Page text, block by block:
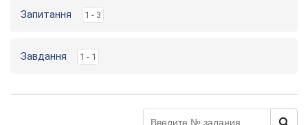
Запитання 1 - 3
Завдання 1 - 1